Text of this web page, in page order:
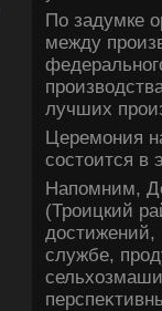
По задумке
между
лучших
Церемония
состοится в
Напомним,
(Троицкий
дοстижений,
службе,